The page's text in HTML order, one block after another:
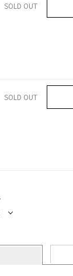
SOLD OUT
SOLD OUT